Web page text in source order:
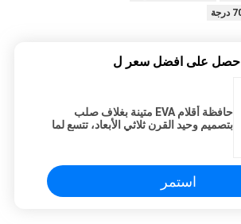
احصل على افضل سعر ل
حافظة أقلام EVA متينة بغلاف صلب
بتصميم وحيد القرن ثلاثي الأبعاد، تتسع لما
استمر